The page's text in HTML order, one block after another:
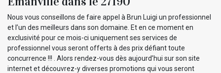
Nous vous conseillons de faire appel à Brun Luigi un professionnel
et l’un des meilleurs dans son domaine. Et en ce moment en
exclusivité pour ce mois-ci uniquement ses services de
professionnel vous seront offerts à des prix défiant toute
concurrence !!! . Alors rendez-vous dès aujourd’hui sur son site
internet et découvrez-y diverses promotions qui vous seront